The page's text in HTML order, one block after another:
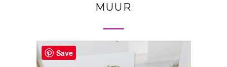
MUUR
Save